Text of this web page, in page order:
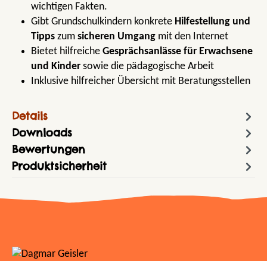
wichtigen Fakten.
Gibt Grundschulkindern konkrete Hilfestellung und
Tipps zum sicheren Umgang mit den Internet
Bietet hilfreiche Gesprächsanlässe für Erwachsene
und Kinder sowie die pädagogische Arbeit
Inklusive hilfreicher Übersicht mit Beratungsstellen
Details
Downloads
Bewertungen
Produktsicherheit